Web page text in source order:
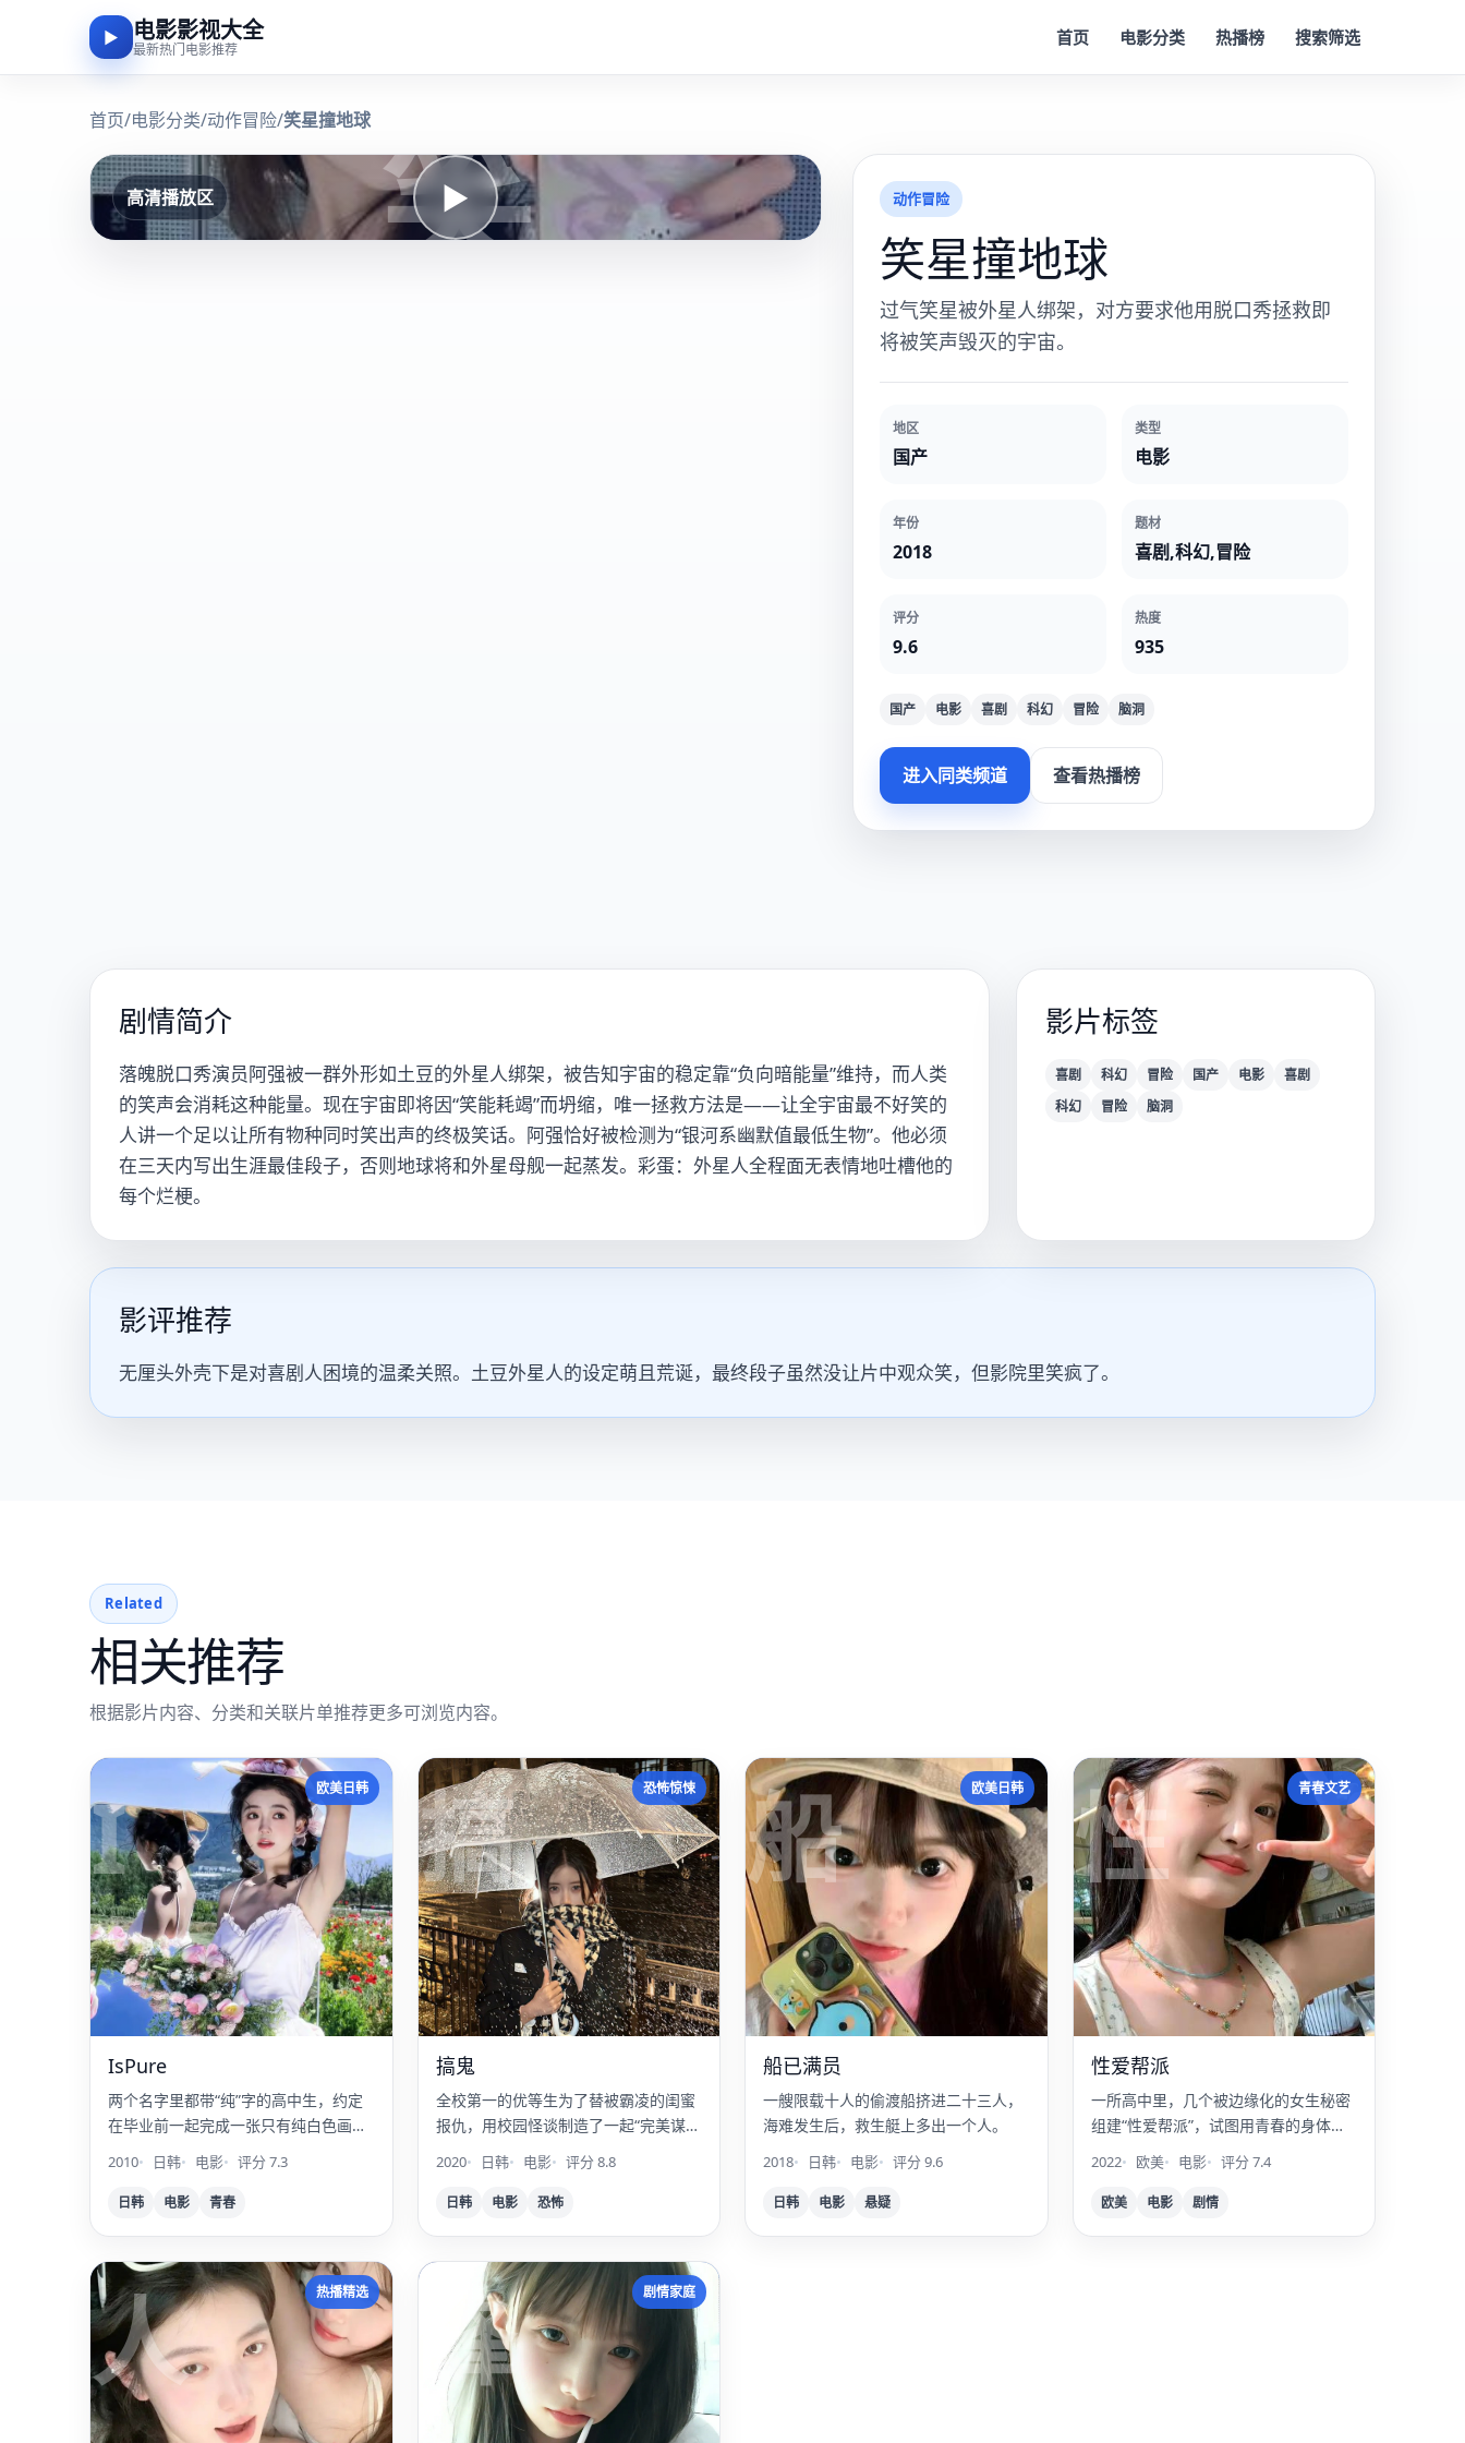
▶ 电影影视大全
最新热门电影推荐
首页 电影分类 热播榜 搜索筛选
首页/电影分类/动作冒险/笑星撞地球 笑
▶
高清播放区 动作冒险
笑星撞地球
过气笑星被外星人绑架，对方要求他用脱口秀拯救即
将被笑声毁灭的宇宙。
地区
国产
类型
电影
年份
2018
题材
喜剧,科幻,冒险
评分
9.6
热度
935
国产 电影 喜剧 科幻 冒险 脑洞
进入同类频道 查看热播榜
剧情简介
落魄脱口秀演员阿强被一群外形如土豆的外星人绑架，被告知宇宙的稳定靠“负向暗能量”维持，而人类
的笑声会消耗这种能量。现在宇宙即将因“笑能耗竭”而坍缩，唯一拯救方法是——让全宇宙最不好笑的
人讲一个足以让所有物种同时笑出声的终极笑话。阿强恰好被检测为“银河系幽默值最低生物”。他必须
在三天内写出生涯最佳段子，否则地球将和外星母舰一起蒸发。彩蛋：外星人全程面无表情地吐槽他的
每个烂梗。
影片标签
喜剧 科幻 冒险 国产 电影
喜剧
科幻
冒险 脑洞
影评推荐
无厘头外壳下是对喜剧人困境的温柔关照。土豆外星人的设定萌且荒诞，最终段子虽然没让片中观众笑，但影院里笑疯了。
Related
相关推荐
根据影片内容、分类和关联片单推荐更多可浏览内容。
I 欧美日韩
IsPure
两个名字里都带“纯”字的高中生，约定
在毕业前一起完成一张只有纯白色画面
的摄影集。
2010 日韩 电影 评分 7.3
日韩 电影 青春
搞 恐怖惊悚
搞鬼
全校第一的优等生为了替被霸凌的闺蜜
报仇，用校园怪谈制造了一起“完美谋
2020 日韩 电影 评分 8.8
日韩 电影 恐怖
船 欧美日韩
船已满员
一艘限载十人的偷渡船挤进二十三人，
海难发生后，救生艇上多出一个人。
2018 日韩 电影 评分 9.6
日韩 电影 悬疑
性 青春文艺
性爱帮派
一所高中里，几个被边缘化的女生秘密
组建“性爱帮派”，试图用青春的身体夺
回话语权。
2022 欧美 电影 评分 7.4
欧美 电影 剧情
人 热播精选 蜂 剧情家庭